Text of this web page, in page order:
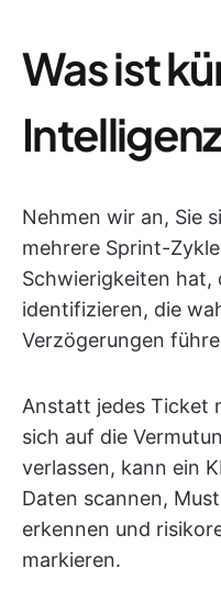
Was ist
Nehmen wir an, Sie
mehrere Sprint-
Schwierigkeiten hat,
identifizieren, die
Verzögerungen
Anstatt jedes Ticket
sich auf die
verlassen, kann ein
Daten scannen,
erkennen und
markieren.